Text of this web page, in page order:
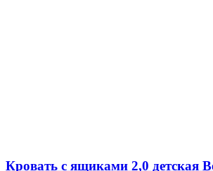
Кровать с ящиками 2,0 детская